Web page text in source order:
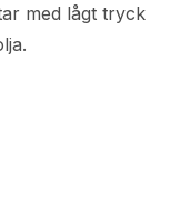
med lågt tryck